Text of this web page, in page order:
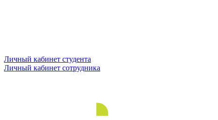
Личный кабинет студента
Личный кабинет сотрудника